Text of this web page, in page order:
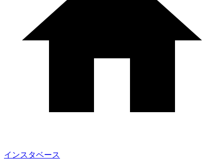
インスタベース